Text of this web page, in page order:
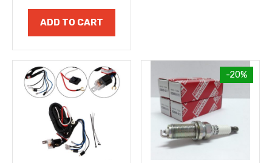
ADD TO CART
-20%